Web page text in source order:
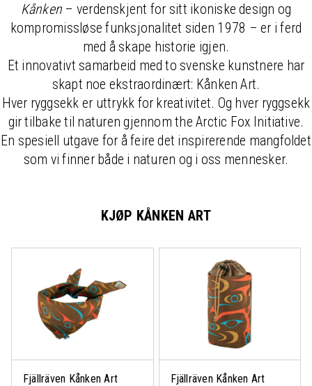
Kånken – verdenskjent for sitt ikoniske design og
kompromissløse funksjonalitet siden 1978 – er i ferd
med å skape historie igjen.
Et innovativt samarbeid med to svenske kunstnere har
skapt noe ekstraordinært: Kånken Art.
Hver ryggsekk er uttrykk for kreativitet. Og hver ryggsekk
gir tilbake til naturen gjennom the Arctic Fox Initiative.
En spesiell utgave for å feire det inspirerende mangfoldet
som vi finner både i naturen og i oss mennesker.
KJØP KÅNKEN ART
Fjällräven Kånken Art
Fjällräven Kånken Art